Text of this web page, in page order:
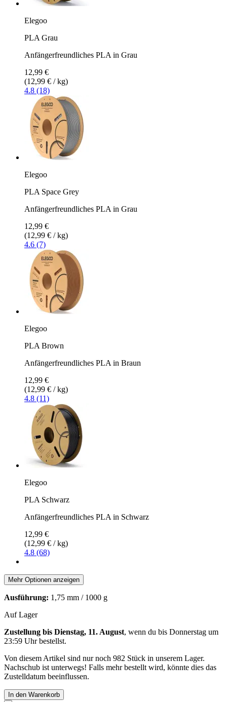
Elegoo
PLA Grau
Anfängerfreundliches PLA in Grau
12,99 €
(12,99 € / kg)
4.8 (18)
Elegoo
PLA Space Grey
Anfängerfreundliches PLA in Grau
12,99 €
(12,99 € / kg)
4.6 (7)
Elegoo
PLA Brown
Anfängerfreundliches PLA in Braun
12,99 €
(12,99 € / kg)
4.8 (11)
Elegoo
PLA Schwarz
Anfängerfreundliches PLA in Schwarz
12,99 €
(12,99 € / kg)
4.8 (68)
Mehr Optionen anzeigen
Ausführung: 1,75 mm / 1000 g
Auf Lager
Zustellung bis Dienstag, 11. August, wenn du bis Donnerstag um
23:59 Uhrbestellst.
Von diesem Artikel sind nur noch 982 Stück in unserem Lager.
Nachschub ist unterwegs! Falls mehr bestellt wird, könnte dies das
Zustelldatum beeinflussen.
In den Warenkorb